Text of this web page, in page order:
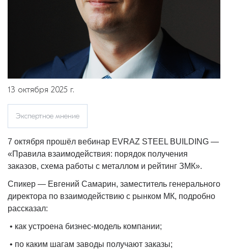
13 октября 2025 г.
Экспертное мнение
7 октября прошёл вебинар EVRAZ STEEL BUILDING —
«Правила взаимодействия: порядок получения
заказов, схема работы с металлом и рейтинг ЗМК».
Спикер — Евгений Самарин, заместитель генерального
директора по взаимодействию с рынком МК, подробно
рассказал:
• как устроена бизнес-модель компании;
• по каким шагам заводы получают заказы;